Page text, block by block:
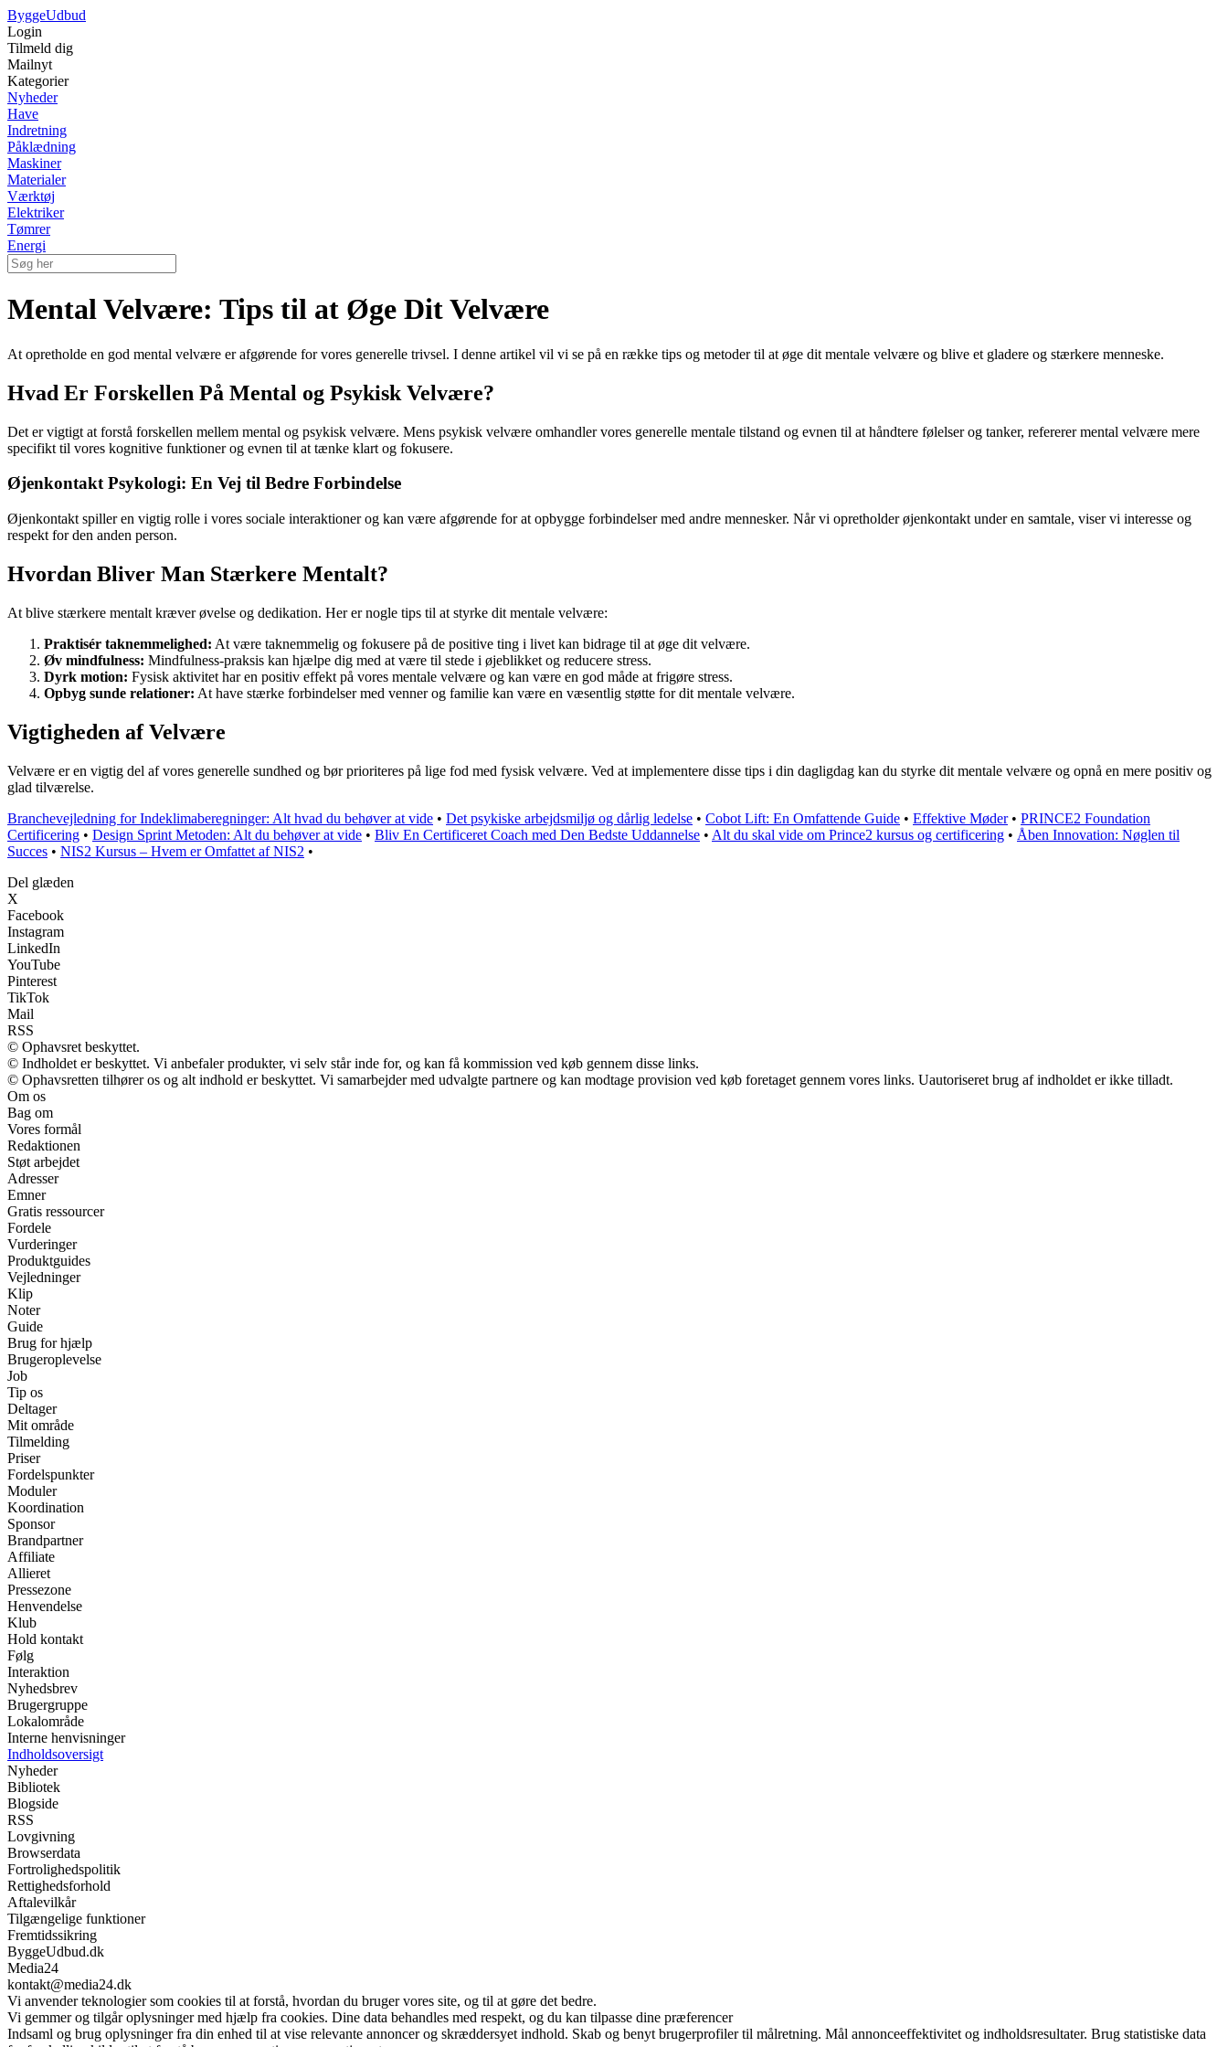
ByggeUdbud
Login
Tilmeld dig
Mailnyt
Kategorier
Nyheder
Have
Indretning
Påklædning
Maskiner
Materialer
Værktøj
Elektriker
Tømrer
Energi
Mental Velvære: Tips til at Øge Dit Velvære
At opretholde en god mental velvære er afgørende for vores generelle trivsel. I denne artikel vil vi se på en række tips og metoder til at øge dit mentale velvære og blive et gladere og stærkere menneske.
Hvad Er Forskellen På Mental og Psykisk Velvære?
Det er vigtigt at forstå forskellen mellem mental og psykisk velvære. Mens psykisk velvære omhandler vores generelle mentale tilstand og evnen til at håndtere følelser og tanker, refererer mental velvære mere
specifikt til vores kognitive funktioner og evnen til at tænke klart og fokusere.
Øjenkontakt Psykologi: En Vej til Bedre Forbindelse
Øjenkontakt spiller en vigtig rolle i vores sociale interaktioner og kan være afgørende for at opbygge forbindelser med andre mennesker. Når vi opretholder øjenkontakt under en samtale, viser vi interesse og
respekt for den anden person.
Hvordan Bliver Man Stærkere Mentalt?
At blive stærkere mentalt kræver øvelse og dedikation. Her er nogle tips til at styrke dit mentale velvære:
Praktisér taknemmelighed: At være taknemmelig og fokusere på de positive ting i livet kan bidrage til at øge dit velvære.
Øv mindfulness: Mindfulness-praksis kan hjælpe dig med at være til stede i øjeblikket og reducere stress.
Dyrk motion: Fysisk aktivitet har en positiv effekt på vores mentale velvære og kan være en god måde at frigøre stress.
Opbyg sunde relationer: At have stærke forbindelser med venner og familie kan være en væsentlig støtte for dit mentale velvære.
Vigtigheden af Velvære
Velvære er en vigtig del af vores generelle sundhed og bør prioriteres på lige fod med fysisk velvære. Ved at implementere disse tips i din dagligdag kan du styrke dit mentale velvære og opnå en mere positiv og
glad tilværelse.
Branchevejledning for Indeklimaberegninger: Alt hvad du behøver at vide • Det psykiske arbejdsmiljø og dårlig ledelse • Cobot Lift: En Omfattende Guide • Effektive Møder• PRINCE2 Foundation
Certificering • Design Sprint Metoden: Alt du behøver at vide • Bliv En Certificeret Coach med Den Bedste Uddannelse • Alt du skal vide om Prince2 kursus og certificering • Åben Innovation: Nøglen til
Succes • NIS2 Kursus – Hvem er Omfattet af NIS2 •
Del glæden
X
Facebook
Instagram
LinkedIn
YouTube
Pinterest
TikTok
Mail
RSS
© Ophavsret beskyttet.
© Indholdet er beskyttet. Vi anbefaler produkter, vi selv står inde for, og kan få kommission ved køb gennem disse links.
© Ophavsretten tilhører os og alt indhold er beskyttet. Vi samarbejder med udvalgte partnere og kan modtage provision ved køb foretaget gennem vores links. Uautoriseret brug af indholdet er ikke tilladt.
Om os
Bag om
Vores formål
Redaktionen
Støt arbejdet
Adresser
Emner
Gratis ressourcer
Fordele
Vurderinger
Produktguides
Vejledninger
Klip
Noter
Guide
Brug for hjælp
Brugeroplevelse
Job
Tip os
Deltager
Mit område
Tilmelding
Priser
Fordelspunkter
Moduler
Koordination
Sponsor
Brandpartner
Affiliate
Allieret
Pressezone
Henvendelse
Klub
Hold kontakt
Følg
Interaktion
Nyhedsbrev
Brugergruppe
Lokalområde
Interne henvisninger
Indholdsoversigt
Nyheder
Bibliotek
Blogside
RSS
Lovgivning
Browserdata
Fortrolighedspolitik
Rettighedsforhold
Aftalevilkår
Tilgængelige funktioner
Fremtidssikring
ByggeUdbud.dk
Media24
kontakt@media24.dk
Vi anvender teknologier som cookies til at forstå, hvordan du bruger vores site, og til at gøre det bedre.
Vi gemmer og tilgår oplysninger med hjælp fra cookies. Dine data behandles med respekt, og du kan tilpasse dine præferencer
Indsaml og brug oplysninger fra din enhed til at vise relevante annoncer og skræddersyet indhold. Skab og benyt brugerprofiler til målretning. Mål annonceeffektivitet og indholdsresultater. Brug statistiske data